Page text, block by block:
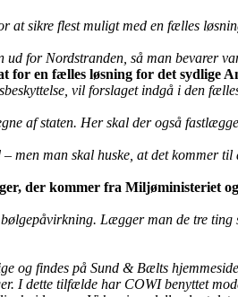
sikre flest muligt med en fælles
for Nordstranden, så man bevarer
for en fælles løsning for det sydlige
vil forslaget indgå i den
af staten. Her skal der også
men man skal huske, at det kommer
der kommer fra Miljøministeriet
Lægger man de tre
og findes på Sund & Bælts
I dette tilfælde har COWI benyttet